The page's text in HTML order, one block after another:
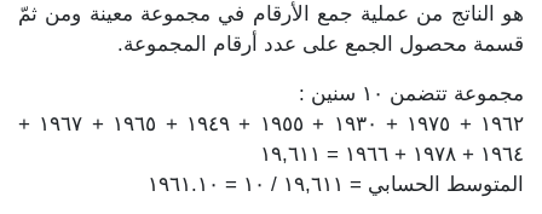
هو الناتج من عملية جمع الأرقام في مجموعة معينة ومن ثمّ
قسمة محصول الجمع على عدد أرقام المجموعة.
مجموعة تتضمن ١٠ سنين :
١٩٦٢ + ١٩٧٥ + ١٩٣٠ + ١٩٥٥ + ١٩٤٩ + ١٩٦٥ + ١٩٦٧ +
١٩٦٤ + ١٩٧٨ + ١٩٦٦ = ١٩,٦١١
المتوسط الحسابي = ١٩,٦١١ / ١٠ = ١٩٦١.١٠